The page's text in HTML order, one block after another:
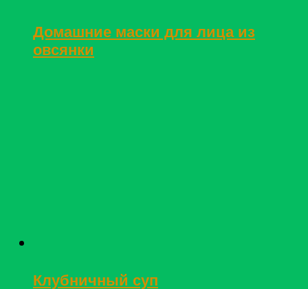
Домашние маски для лица из
овсянки
Клубничный суп